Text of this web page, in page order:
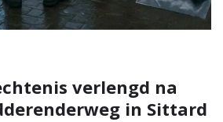
verlengd na
in Sittard